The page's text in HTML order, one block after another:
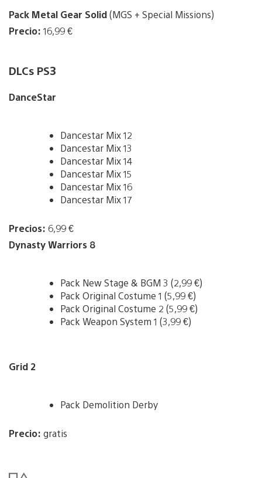
Pack Metal Gear Solid(MGS + Special Missions)
Precio: 16,99 €
DLCs PS3
DanceStar
Dancestar Mix 12
Dancestar Mix 13
Dancestar Mix 14
Dancestar Mix 15
Dancestar Mix 16
Dancestar Mix 17
Precios: 6,99 €
Dynasty Warriors 8
Pack New Stage & BGM 3 (2,99 €)
Pack Original Costume 1 (5,99 €)
Pack Original Costume 2 (5,99 €)
Pack Weapon System 1 (3,99 €)
Grid 2
Pack Demolition Derby
Precio: gratis